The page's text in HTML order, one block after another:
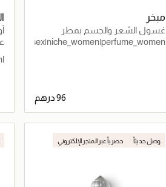
مبخر
غسول الشعر والجسم بمطر
الأمازون
جاري تحميل التفاصيل
وصل حديثاً حصرياً عبر المتجر الإلكتروني